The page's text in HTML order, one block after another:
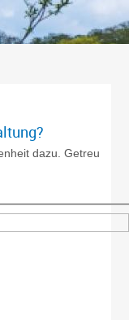
dazu. Getreu